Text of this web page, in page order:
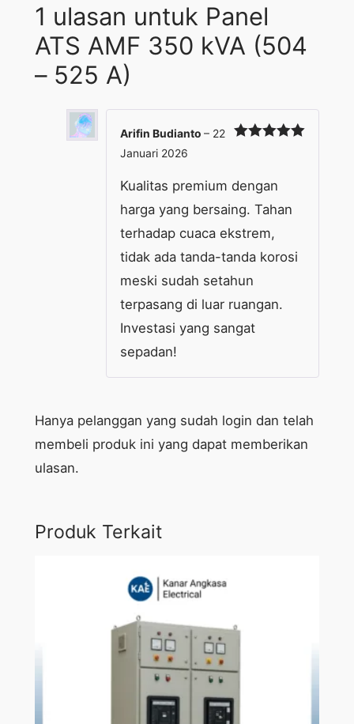
1 ulasan untuk Panel
ATS AMF 350 kVA (504
– 525 A)
Arifin Budianto – 22
Januari 2026
Kualitas premium dengan
harga yang bersaing. Tahan
terhadap cuaca ekstrem,
tidak ada tanda-tanda korosi
meski sudah setahun
terpasang di luar ruangan.
Investasi yang sangat
sepadan!
Hanya pelanggan yang sudah login dan telah
membeli produk ini yang dapat memberikan
ulasan.
Produk Terkait